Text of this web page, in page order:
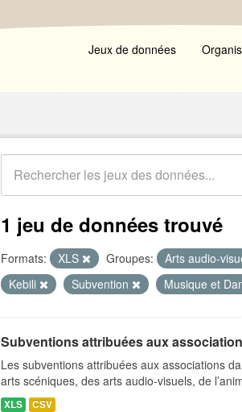
Jeux de données
1 jeu de données trouvé
Formats: XLS Groupes: Arts audio-
Kebili
Subvention Musique et
Subventions attribuées aux
Les subventions attribuées aux associations
arts scéniques, des arts audio-visuels, de
XLS CSV